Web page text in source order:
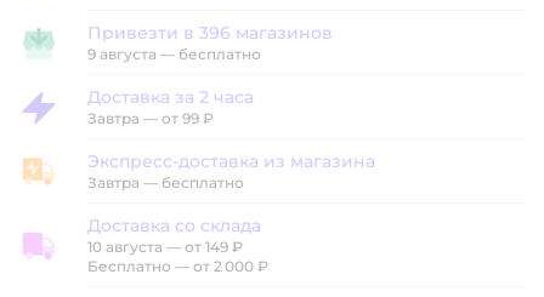
Привезти в магазин
Привезти в 396 магазинов
9 августа — бесплатно
Доставка за 2 часа
Доставка за 2 часа
Завтра — от 99 ₽
Экспресс-доставка из магазина
Экспресс-доставка из магазина
Завтра — бесплатно
Доставка со склада
Доставка со склада
10 августа — от 149 ₽
Бесплатно — от 2 000 ₽